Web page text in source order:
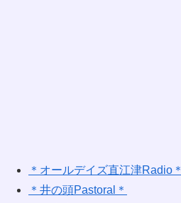
＊オールデイズ直江津Radio＊
＊井の頭Pastoral＊